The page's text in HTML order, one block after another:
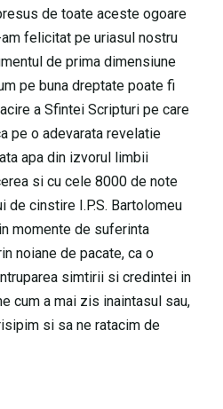
de toate aceste ogoare
felicitat pe uriasul nostru
de prima dimensiune
pe buna dreptate poate fi
a Sfintei Scripturi pe care
pe o adevarata revelatie
apa din izvorul limbii
si cu cele 8000 de note
de cinstire I.P.S. Bartolomeu
momente de suferinta
noiane de pacate, ca o
simtirii si credintei in
cum a mai zis inaintasul sau,
si sa ne ratacim de